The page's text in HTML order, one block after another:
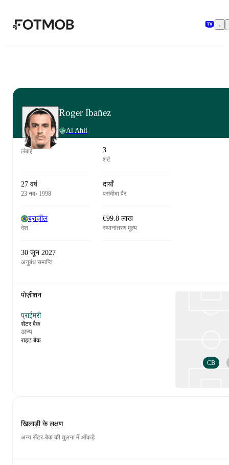
Roger Ibañez
Al Ahli
लंबाई 3
शर्ट
27 वर्ष
23 नव॰ 1998
दायाँ
पसंदीदा पैर
ब्राज़ील
देश
€99.8 लाख
स्थानांतरण मूल्य
30 जून 2027
अनुबंध समाप्ति
पोज़ीशन
प्राईमरी
सेंटर बैक
अन्य
राइट बैक
CB
खिलाड़ी के लक्षण
अन्य सेंटर-बैक की तुलना में आँकड़े